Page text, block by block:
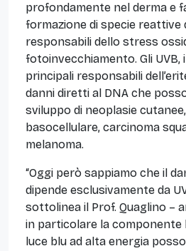
profondamente nel derma e
formazione di specie reattive
responsabili dello stress
fotoinvecchiamento. Gli UVB,
principali responsabili
danni diretti al DNA che
sviluppo di neoplasie
basocellulare, carcinoma
melanoma.
“Oggi però sappiamo che il
dipende esclusivamente da
sottolinea il Prof. Quaglino –
in particolare la componente
luce blu ad alta energia